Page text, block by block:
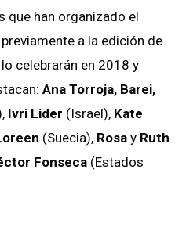
que han organizado el
a la edición de
celebrarán en 2018 y
Ana Torroja, Barei,
Ivri Lider (Israel), Kate
(Suecia), Rosa y Ruth
Fonseca (Estados